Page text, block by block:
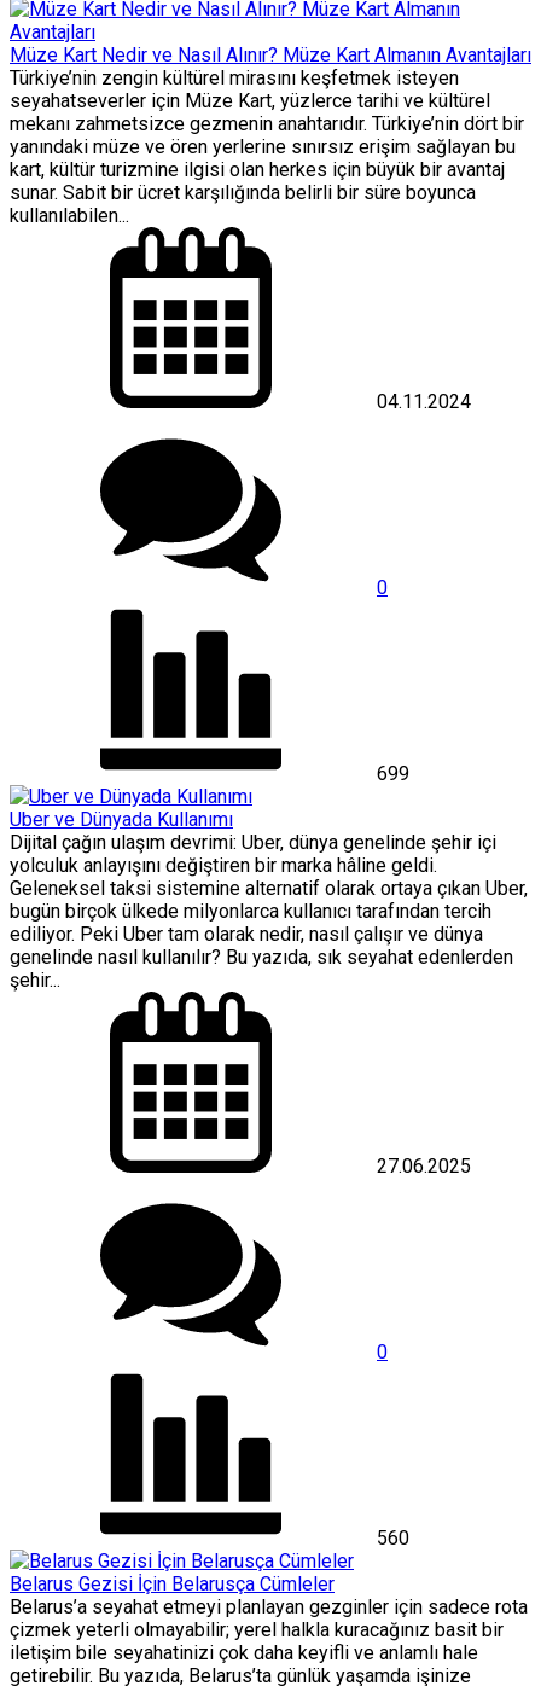
Müze Kart Nedir ve Nasıl Alınır? Müze Kart Almanın Avantajları
Türkiye’nin zengin kültürel mirasını keşfetmek isteyen
seyahatseverler için Müze Kart, yüzlerce tarihi ve kültürel
mekanı zahmetsizce gezmenin anahtarıdır. Türkiye’nin dört bir
yanındaki müze ve ören yerlerine sınırsız erişim sağlayan bu
kart, kültür turizmine ilgisi olan herkes için büyük bir avantaj
sunar. Sabit bir ücret karşılığında belirli bir süre boyunca
kullanılabilen...
04.11.2024
0
699
Uber ve Dünyada Kullanımı
Dijital çağın ulaşım devrimi: Uber, dünya genelinde şehir içi
yolculuk anlayışını değiştiren bir marka hâline geldi.
Geleneksel taksi sistemine alternatif olarak ortaya çıkan Uber,
bugün birçok ülkede milyonlarca kullanıcı tarafından tercih
ediliyor. Peki Uber tam olarak nedir, nasıl çalışır ve dünya
genelinde nasıl kullanılır? Bu yazıda, sık seyahat edenlerden
şehir...
27.06.2025
0
560
Belarus Gezisi İçin Belarusça Cümleler
Belarus’a seyahat etmeyi planlayan gezginler için sadece rota
çizmek yeterli olmayabilir; yerel halkla kuracağınız basit bir
iletişim bile seyahatinizi çok daha keyifli ve anlamlı hale
getirebilir. Bu yazıda, Belarus’ta günlük yaşamda işinize